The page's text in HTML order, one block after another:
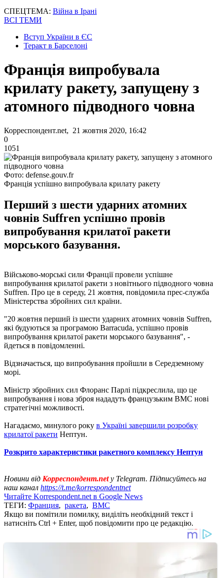
СПЕЦТЕМА: Війна в Ірані
ВСІ ТЕМИ
Вступ України в ЄС
Теракт в Барселоні
Франція випробувала
крилату ракету, запущену з
атомного підводного човна
Корреспондент.net, 21 жовтня 2020, 16:42
0
1051
Фото: defense.gouv.fr
Франція успішно випробувала крилату ракету
Перший з шести ударних атомних
човнів Suffren успішно провів
випробування крилатої ракети
морського базування.
Військово-морські сили Франції провели успішне
випробування крилатої ракети з новітнього підводного човна
Suffren. Про це в середу, 21 жовтня, повідомила прес-служба
Міністерства збройних сил країни.
"20 жовтня перший із шести ударних атомних човнів Suffren,
які будуються за програмою Barracuda, успішно провів
випробування крилатої ракети морського базування", -
йдеться в повідомленні.
Відзначається, що випробування пройшли в Середземному
морі.
Міністр збройних сил Флоранс Парлі підкреслила, що це
випробування і нова зброя нададуть французьким ВМС нові
стратегічні можливості.
Нагадаємо, минулого року в Україні завершили розробку
крилатої ракети Нептун.
Розкрито характеристики ракетного комплексу Нептун
Новини від Корреспондент.netу Telegram. Підписуйтесь на
наш канал https://t.me/korrespondentnet
Читайте Korrespondent.net в Google News
ТЕГИ: Франция, ракета, ВМС
Якщо ви помітили помилку, виділіть необхідний текст і
натисніть Ctrl + Enter, щоб повідомити про це редакцію.